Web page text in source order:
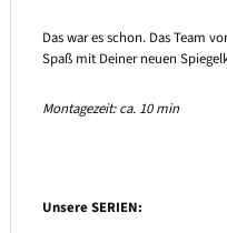
Das war es schon. Das Team
Spaß mit Deiner neuen
Montagezeit: ca. 10 min
Unsere SERIEN: